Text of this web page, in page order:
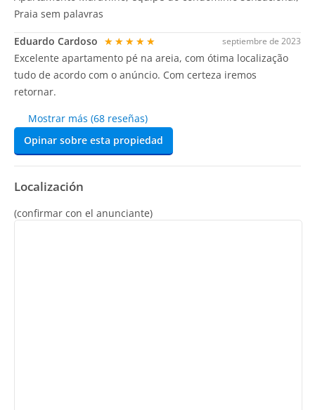
Praia sem palavras
septiembre de 2023
Eduardo Cardoso ★★★★★
Excelente apartamento pé na areia, com ótima localização
tudo de acordo com o anúncio. Com certeza iremos
retornar.
Mostrar más (68 reseñas)
Opinar sobre esta propiedad
Localización
(confirmar con el anunciante)